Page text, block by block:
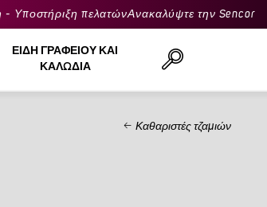
- Υποστήριξη πελατώνΑνακαλύψτε την Sencor
ΕΊΔΗ ΓΡΑΦΕΊΟΥ ΚΑΙ
ΚΑΛΏΔΙΑ
Καθαριστές τζαμιών